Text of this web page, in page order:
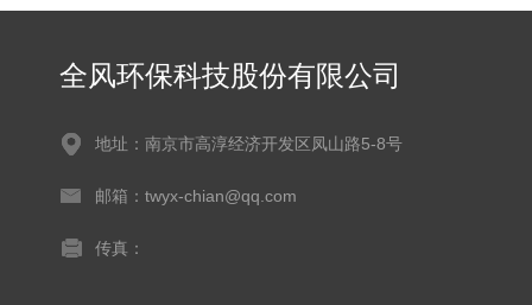
全风环保科技股份有限公司
地址：南京市高淳经济开发区凤山路5-8号
邮箱：twyx-chian@qq.com
传真：